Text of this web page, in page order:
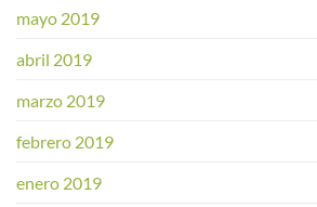
mayo 2019
abril 2019
marzo 2019
febrero 2019
enero 2019